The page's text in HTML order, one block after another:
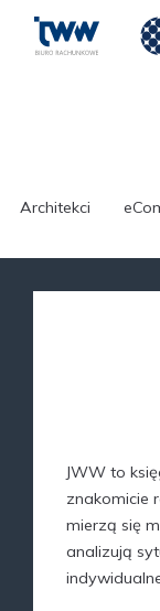
Architekci
JWW to
znakomicie
mierzą się
analizują